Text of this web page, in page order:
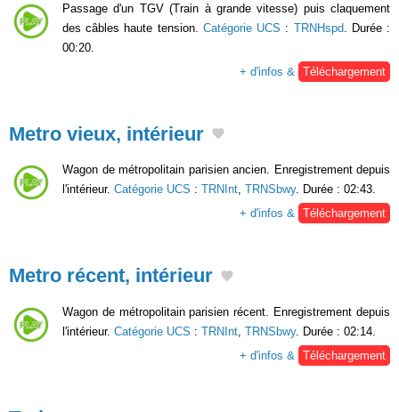
Passage d'un TGV (Train à grande vitesse) puis claquement
des câbles haute tension. Catégorie UCS : TRNHspd. Durée :
00:20.
+ d'infos &
Téléchargement
Metro vieux, intérieur
Wagon de métropolitain parisien ancien. Enregistrement depuis
l'intérieur. Catégorie UCS : TRNInt, TRNSbwy. Durée : 02:43.
+ d'infos & Téléchargement
Metro récent, intérieur
Wagon de métropolitain parisien récent. Enregistrement depuis
l'intérieur. Catégorie UCS : TRNInt TRNSbwy. Durée : 02:14.
+ d'infos &
Téléchargement